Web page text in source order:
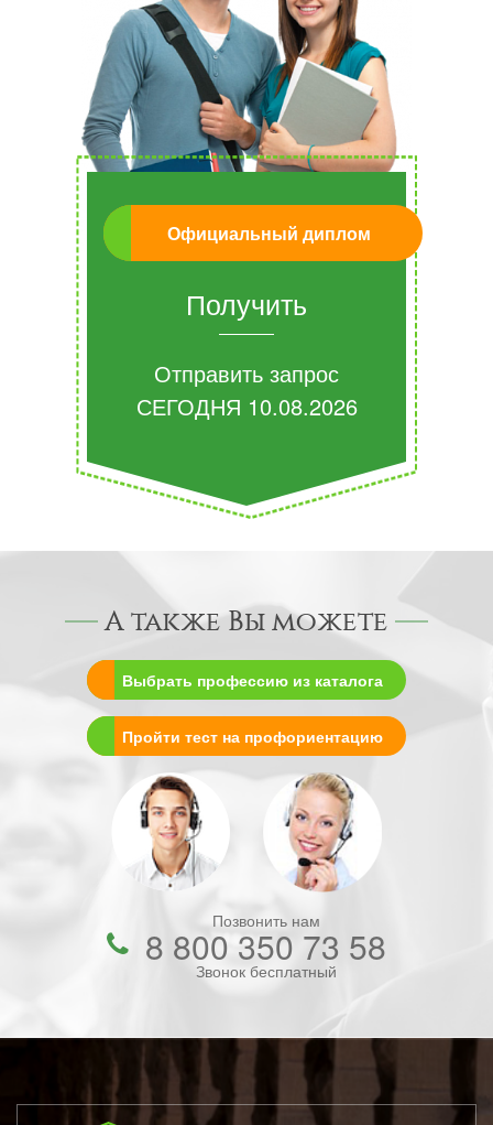
Официальный диплом
Получить
Отправить запрос
СЕГОДНЯ 10.08.2026
А также Вы можете
Выбрать профессию из каталога
Пройти тест на профориентацию
Позвонить нам
8 800 350 73 58
Звонок бесплатный